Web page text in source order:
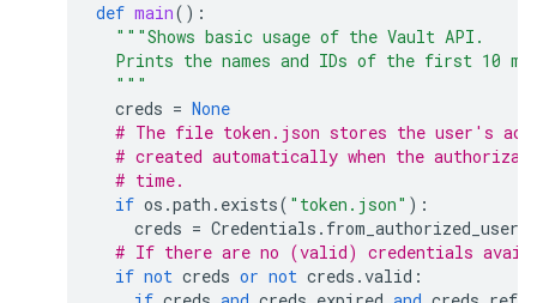
def main():
"""Shows basic usage of the Vault API.
Prints the names and IDs of the first 10
  """
creds = None
# The file token.json stores the user's
# created automatically when the
# time.
if os .path . exists( "token.json" ):
creds = Credentials .
# If there are no (valid) credentials
if not creds or not creds .valid :